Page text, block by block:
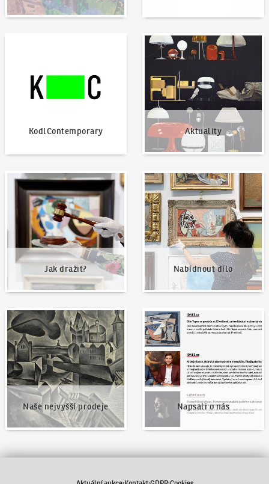
KodlContemporary Aktuality
Aktuality
Jak dražit?
Jak dražit?
Nabídnout dílo
Nabídnout dílo
Naše nejvyšší prodeje
Naše nejvyšší prodeje
Napsali o nás
Napsali o nás